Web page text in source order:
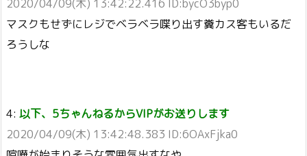
2020/04/09(木) 13:42:22.416 ID:bycO3byp0
マスクもせずにレジでベラベラ喋り出す糞カス客もいるだ
ろうしな
4: 以下、5ちゃんねるからVIPがお送りします
2020/04/09(木) 13:42:48.383 ID:6OAxFjka0